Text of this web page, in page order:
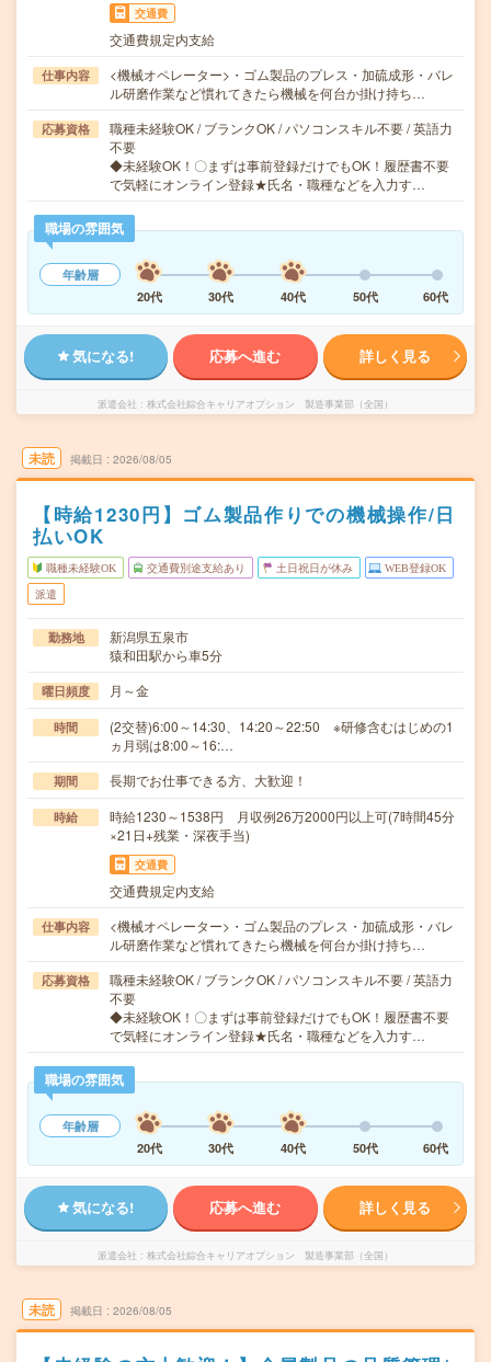
交通費
交通費規定内支給
仕事内容
<機械オペレーター>・ゴム製品のプレス・加硫成形・バレ
ル研磨作業など慣れてきたら機械を何台か掛け持ち…
応募資格
職種未経験OK / ブランクOK / パソコンスキル不要 / 英語力
不要
◆未経験OK！〇まずは事前登録だけでもOK！履歴書不要
で気軽にオンライン登録★氏名・職種などを入力す…
職場の雰囲気
年齢層
20代
30代 40代 50代 60代
気になる! 応募へ進む 詳しく見る
派遣会社 株式会社綜合キャリアオプション 製造事業部（全国）
未読 掲載日 2026/08/05
【時給1230円】ゴム製品作りでの機械操作/日
払いOK
職種未経験OK 交通費別途支給あり 土日祝日が休み WEB登録OK
派遣
勤務地
新潟県五泉市
猿和田駅から車5分
曜日頻度 月～金
時間
(2交替)6:00～14:30、14:20～22:50 ※研修含むはじめの1
ヵ月弱は8:00～16:…
期間 長期でお仕事できる方、大歓迎！
時給
時給1230～1538円 月収例26万2000円以上可(7時間45分
×21日+残業・深夜手当)
交通費
交通費規定内支給
仕事内容
<機械オペレーター>・ゴム製品のプレス・加硫成形・バレ
ル研磨作業など慣れてきたら機械を何台か掛け持ち…
応募資格
職種未経験OK / ブランクOK / パソコンスキル不要 / 英語力
不要
◆未経験OK！〇まずは事前登録だけでもOK！履歴書不要
で気軽にオンライン登録★氏名・職種などを入力す…
職場の雰囲気
年齢層
20代
30代 40代 50代 60代
気になる! 応募へ進む 詳しく見る
派遣会社 株式会社綜合キャリアオプション 製造事業部（全国）
未読 掲載日 2026/08/05